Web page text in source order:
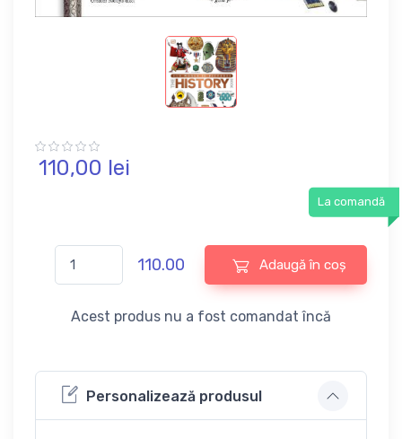
110,00 lei
La comandă
110.00 Adaugă în coș
Acest produs nu a fost comandat încă
Personalizează produsul